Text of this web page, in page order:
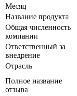
Месяц
Название продукта
Общая численность
компании
Ответственный за
внедрение
Отрасль
Полное название
отзыва